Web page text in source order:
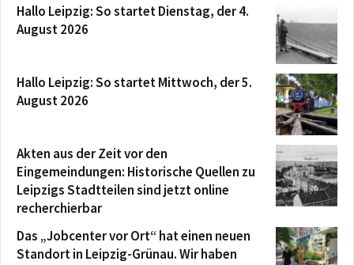
Hallo Leipzig: So startet Dienstag, der 4.
August 2026
Hallo Leipzig: So startet Mittwoch, der 5.
August 2026
Akten aus der Zeit vor den
Eingemeindungen: Historische Quellen zu
Leipzigs Stadtteilen sind jetzt online
recherchierbar
Das „Jobcenter vor Ort“ hat einen neuen
Standort in Leipzig-Grünau. Wir haben